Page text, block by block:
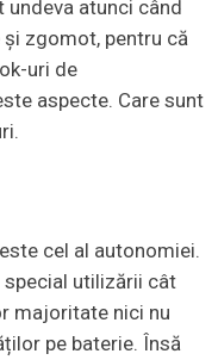
undeva atunci când
zgomot, pentru că
uri de
aspecte. Care sunt
cel al autonomiei.
special utilizării cât
majoritate nici nu
pe baterie. Însă